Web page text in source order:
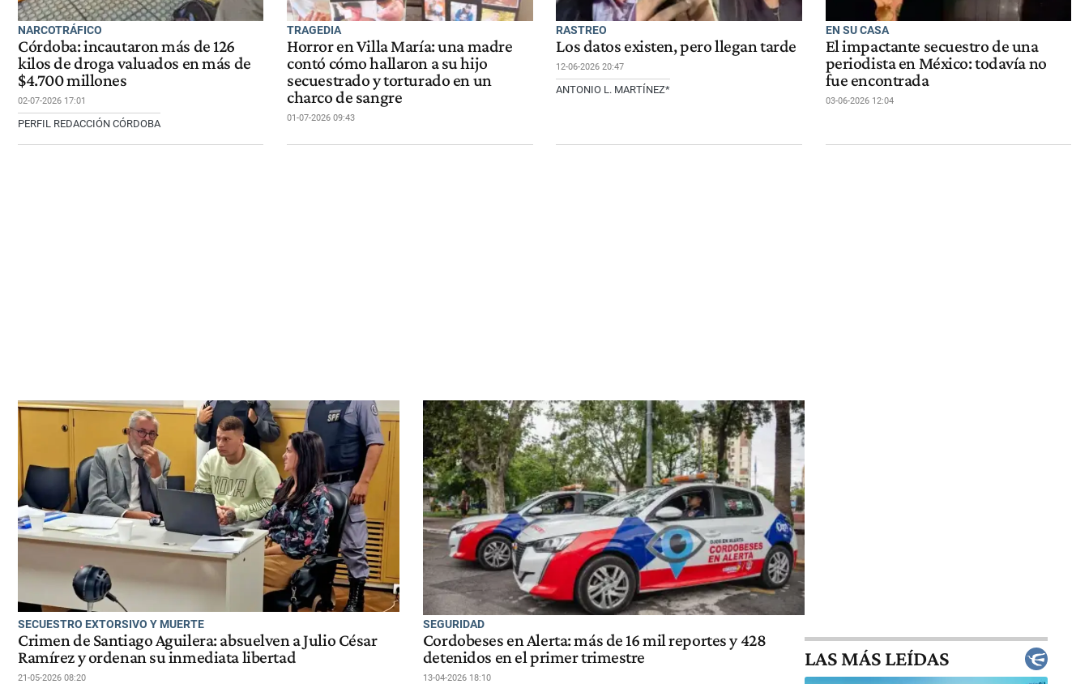
NARCOTRÁFICO
Córdoba: incautaron más de 126
kilos de droga valuados en más de
$4.700 millones
02-07-2026 17:01
PERFIL REDACCIÓN CÓRDOBA
TRAGEDIA
Horror en Villa María: una madre
contó cómo hallaron a su hijo
secuestrado y torturado en un
charco de sangre
01-07-2026 09:43
RASTREO
Los datos existen, pero llegan tarde
12-06-2026 20:47
ANTONIO L. MARTÍNEZ*
EN SU CASA
El impactante secuestro de una
periodista en México: todavía no
fue encontrada
03-06-2026 12:04
SECUESTRO EXTORSIVO Y MUERTE
Crimen de Santiago Aguilera: absuelven a Julio César
Ramírez y ordenan su inmediata libertad
21-05-2026 08:20
SEGURIDAD
Cordobeses en Alerta: más de 16 mil reportes y 428
detenidos en el primer trimestre
13-04-2026 18:10
LAS MÁS LEÍDAS